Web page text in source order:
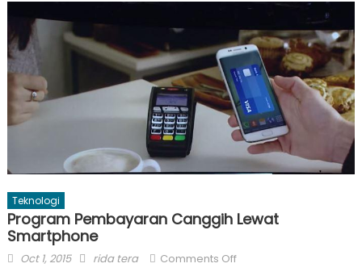
Teknologi
Program Pembayaran Canggih Lewat
Smartphone
Posted
Oct 1, 2015 Author
rida tera Comments Offon